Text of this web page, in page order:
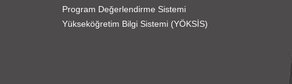
Program Değerlendirme Sistemi
Yükseköğretim Bilgi Sistemi (YÖKSİS)